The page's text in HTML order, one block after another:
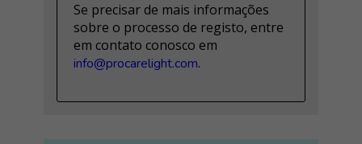
Se precisar de mais informações
sobre o processo de registo, entre
em contato conosco em
info@procarelight.com.